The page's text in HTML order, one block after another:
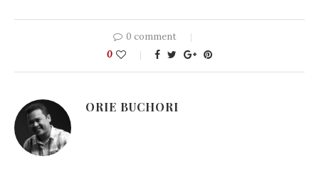
0 comment
0
ORIE BUCHORI